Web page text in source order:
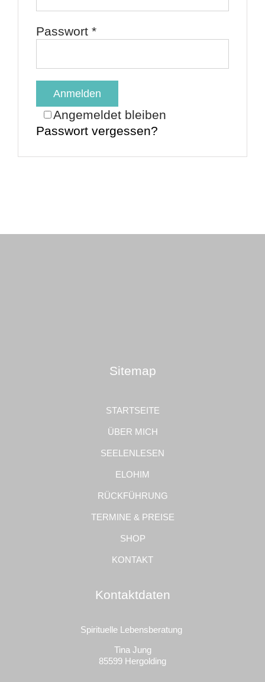
Passwort *Erforderlich
Angemeldet bleiben
Anmelden
Passwort vergessen?
Sitemap
STARTSEITE
ÜBER MICH
SEELENLESEN
ELOHIM
RÜCKFÜHRUNG
TERMINE & PREISE
SHOP
KONTAKT
Kontaktdaten
Spirituelle Lebensberatung
Tina Jung
85599 Hergolding